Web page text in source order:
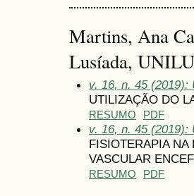
Martins, Ana
Lusíada,
v. 16, n. 45 (2019):
UTILIZAÇÃO DO
RESUMO PDF
v. 16, n. 45 (2019):
FISIOTERAPIA NA
VASCULAR
RESUMO PDF